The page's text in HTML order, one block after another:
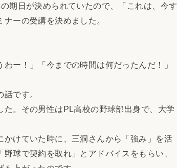
期日が決められていたので、「これは、今す
ーの受講を決めました。
！」「今までの時間は何だったんだ！」
です。
。その男性はPL高校の野球部出身で、大学
けていた時に、三洞さんから「強み」を活
球で契約を取れ」とアドバイスをもらい、